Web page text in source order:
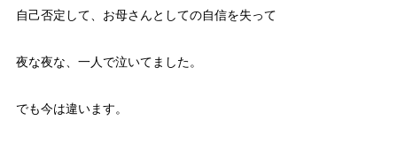
自己否定して、お母さんとしての自信を失って
夜な夜な、一人で泣いてました。
でも今は違います。